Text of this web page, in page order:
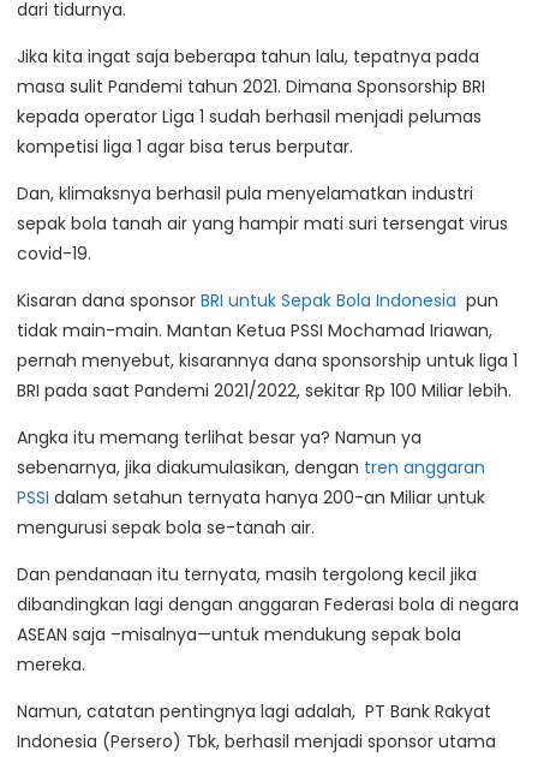
dari tidurnya.
Jika kita ingat saja beberapa tahun lalu, tepatnya pada
masa sulit Pandemi tahun 2021. Dimana Sponsorship BRI
kepada operator Liga 1 sudah berhasil menjadi pelumas
kompetisi liga 1 agar bisa terus berputar.
Dan, klimaksnya berhasil pula menyelamatkan industri
sepak bola tanah air yang hampir mati suri tersengat virus
covid-19.
Kisaran dana sponsor BRI untuk Sepak Bola Indonesia pun
tidak main-main. Mantan Ketua PSSI Mochamad Iriawan,
pernah menyebut, kisarannya dana sponsorship untuk liga 1
BRI pada saat Pandemi 2021/2022, sekitar Rp 100 Miliar lebih.
Angka itu memang terlihat besar ya? Namun ya
sebenarnya, jika diakumulasikan, dengan tren anggaran
PSSI dalam setahun ternyata hanya 200-an Miliar untuk
mengurusi sepak bola se-tanah air.
Dan pendanaan itu ternyata, masih tergolong kecil jika
dibandingkan lagi dengan anggaran Federasi bola di negara
ASEAN saja –misalnya—untuk mendukung sepak bola
mereka.
Namun, catatan pentingnya lagi adalah, PT Bank Rakyat
Indonesia (Persero) Tbk, berhasil menjadi sponsor utama